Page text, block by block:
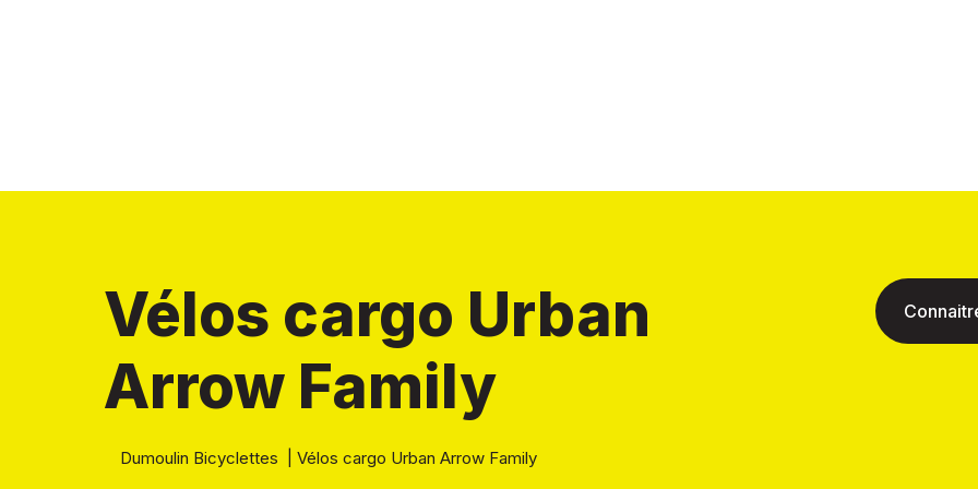
Vélos cargo Urban
Arrow Family
Dumoulin Bicyclettes Vélos cargo Urban Arrow Family